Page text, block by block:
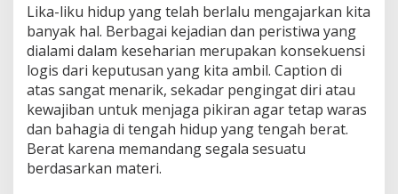
Lika-liku hidup yang telah berlalu mengajarkan kita
banyak hal. Berbagai kejadian dan peristiwa yang
dialami dalam keseharian merupakan konsekuensi
logis dari keputusan yang kita ambil. Caption di
atas sangat menarik, sekadar pengingat diri atau
kewajiban untuk menjaga pikiran agar tetap waras
dan bahagia di tengah hidup yang tengah berat.
Berat karena memandang segala sesuatu
berdasarkan materi.